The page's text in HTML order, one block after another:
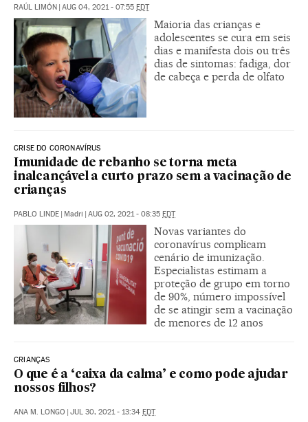
RAÚL LIMÓN | AUG 04, 2021 - 07:55 EDT
Maioria das crianças e
adolescentes se cura em seis
dias e manifesta dois ou três
dias de sintomas: fadiga, dor
de cabeça e perda de olfato
CRISE DO CORONAVÍRUS
Imunidade de rebanho se torna meta
inalcançável a curto prazo sem a vacinação de
crianças
PABLO LINDE | Madri | AUG 02, 2021 - 08:35 EDT
Novas variantes do
coronavírus complicam
cenário de imunização.
Especialistas estimam a
proteção de grupo em torno
de 90%, número impossível
de se atingir sem a vacinação
de menores de 12 anos
CRIANÇAS
O que é a ‘caixa da calma’ e como pode ajudar
nossos filhos?
ANA M. LONGO | JUL 30, 2021 - 13:34 EDT